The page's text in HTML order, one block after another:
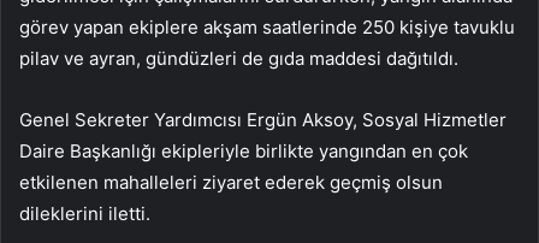
görev yapan ekiplere akşam saatlerinde 250 kişiye tavuklu
pilav ve ayran, gündüzleri de gıda maddesi dağıtıldı.
Genel Sekreter Yardımcısı Ergün Aksoy, Sosyal Hizmetler
Daire Başkanlığı ekipleriyle birlikte yangından en çok
etkilenen mahalleleri ziyaret ederek geçmiş olsun
dileklerini iletti.